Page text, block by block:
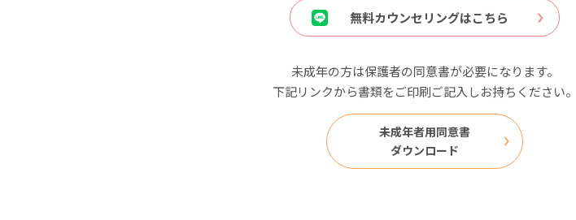
無料カウンセリングはこちら
未成年の方は保護者の同意書が必要になります。
下記リンクから書類をご印刷ご記入しお持ちください。
未成年者用同意書
ダウンロード